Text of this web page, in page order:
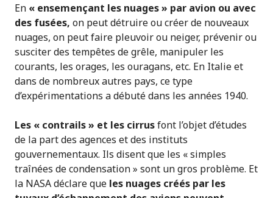
En « ensemençant les nuages » par avion ou avec
des fusées, on peut détruire ou créer de nouveaux
nuages, on peut faire pleuvoir ou neiger, prévenir ou
susciter des tempêtes de grêle, manipuler les
courants, les orages, les ouragans, etc. En Italie et
dans de nombreux autres pays, ce type
d’expérimentations a débuté dans les années 1940.
Les « contrails » et les cirrusfont l’objet d’études
de la part des agences et des instituts
gouvernementaux. Ils disent que les « simples
traînées de condensation » sont un gros problème. Et
la NASA déclare que les nuages créés par les